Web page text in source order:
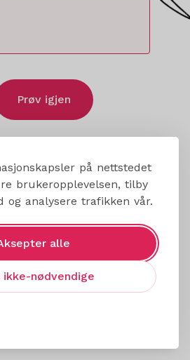
på nettstedet
brukeropplevelsen, tilby
og analysere trafikken vår.
alle
ikke-nødvendige
Prøv igjen